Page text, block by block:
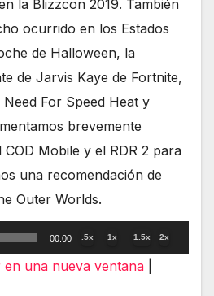
la Blizzcon 2019. También
ocurrido en los Estados
de Halloween, la
de Jarvis Kaye de Fortnite,
For Speed Heat y
brevemente
Mobile y el RDR 2 para
una recomendación de
Outer Worlds.
00:00 .5x 1x 1.5x 2x
en una nueva ventana